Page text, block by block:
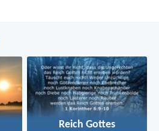
Reich Gottes